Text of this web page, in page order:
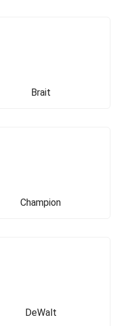
Brait
Champion
DeWalt